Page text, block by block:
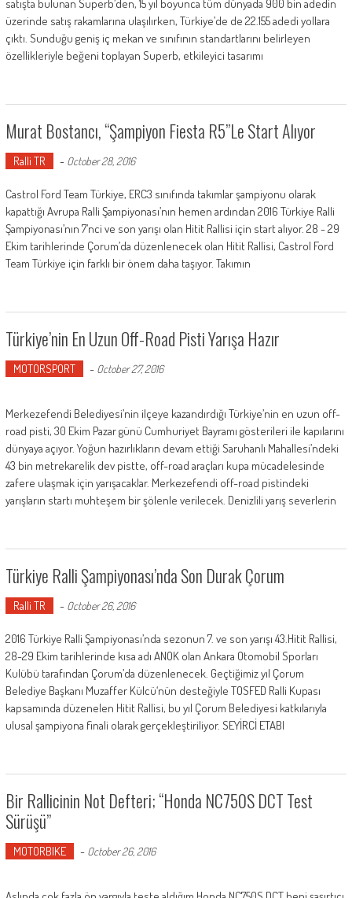
satışta bulunan Superb’den, 15 yıl boyunca tüm dünyada 900 bin adedin
üzerinde satış rakamlarına ulaşılırken, Türkiye’de de 22.155 adedi yollara
çıktı. Sunduğu geniş iç mekan ve sınıfının standartlarını belirleyen
özellikleriyle beğeni toplayan Superb, etkileyici tasarımı
Murat Bostancı, “Şampiyon Fiesta R5”le Start Alıyor
Ralli TR - October 28, 2016
Castrol Ford Team Türkiye, ERC3 sınıfında takımlar şampiyonu olarak
kapattığı Avrupa Ralli Şampiyonası’nın hemen ardından 2016 Türkiye Ralli
Şampiyonası’nın 7’nci ve son yarışı olan Hitit Rallisi için start alıyor. 28 - 29
Ekim tarihlerinde Çorum’da düzenlenecek olan Hitit Rallisi, Castrol Ford
Team Türkiye için farklı bir önem daha taşıyor. Takımın
Türkiye’nin En Uzun Off-Road Pisti Yarışa Hazır
MOTORSPORT - October 27, 2016
Merkezefendi Belediyesi’nin ilçeye kazandırdığı Türkiye’nin en uzun off-
road pisti, 30 Ekim Pazar günü Cumhuriyet Bayramı gösterileri ile kapılarını
dünyaya açıyor. Yoğun hazırlıkların devam ettiği Saruhanlı Mahallesi’ndeki
43 bin metrekarelik dev pistte, off-road araçları kupa mücadelesinde
zafere ulaşmak için yarışacaklar. Merkezefendi off-road pistindeki
yarışların startı muhteşem bir şölenle verilecek. Denizlili yarış severlerin
Türkiye Ralli Şampiyonası’nda Son Durak Çorum
Ralli TR - October 26, 2016
2016 Türkiye Ralli Şampiyonası’nda sezonun 7. ve son yarışı 43.Hitit Rallisi,
28-29 Ekim tarihlerinde kısa adı ANOK olan Ankara Otomobil Sporları
Kulübü tarafından Çorum’da düzenlenecek. Geçtiğimiz yıl Çorum
Belediye Başkanı Muzaffer Külcü‘nün desteğiyle TOSFED Ralli Kupası
kapsamında düzenelen Hitit Rallisi, bu yıl Çorum Belediyesi katkılarıyla
ulusal şampiyona finali olarak gerçekleştiriliyor. SEYİRCİ ETABI
Bir Rallicinin Not Defteri; “Honda NC750S DCT Test
Sürüşü”
MOTORBIKE - October 26, 2016